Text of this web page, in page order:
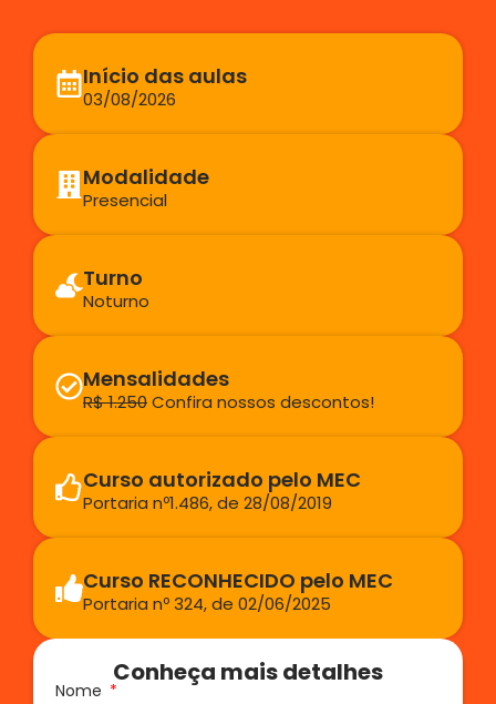
Início das aulas
03/08/2026
Modalidade
Presencial
Turno
Noturno
Mensalidades
R$ 1.250Confira nossos descontos!
Curso autorizado pelo MEC
Portaria nº1.486, de 28/08/2019
Curso RECONHECIDO pelo MEC
Portaria nº 324, de 02/06/2025
Conheça mais detalhes
Nome